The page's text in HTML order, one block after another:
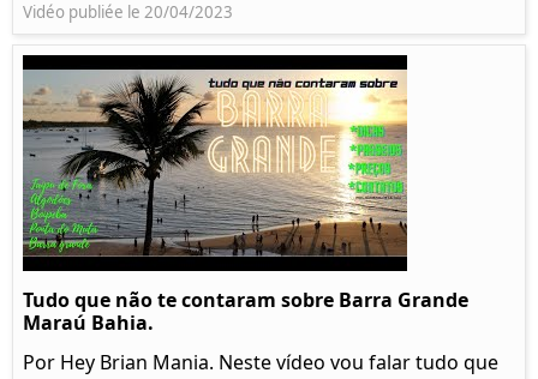
Vidéo publiée le 20/04/2023
Tudo que não te contaram sobre Barra Grande
Maraú Bahia.
Por Hey Brian Mania. Neste vídeo vou falar tudo que